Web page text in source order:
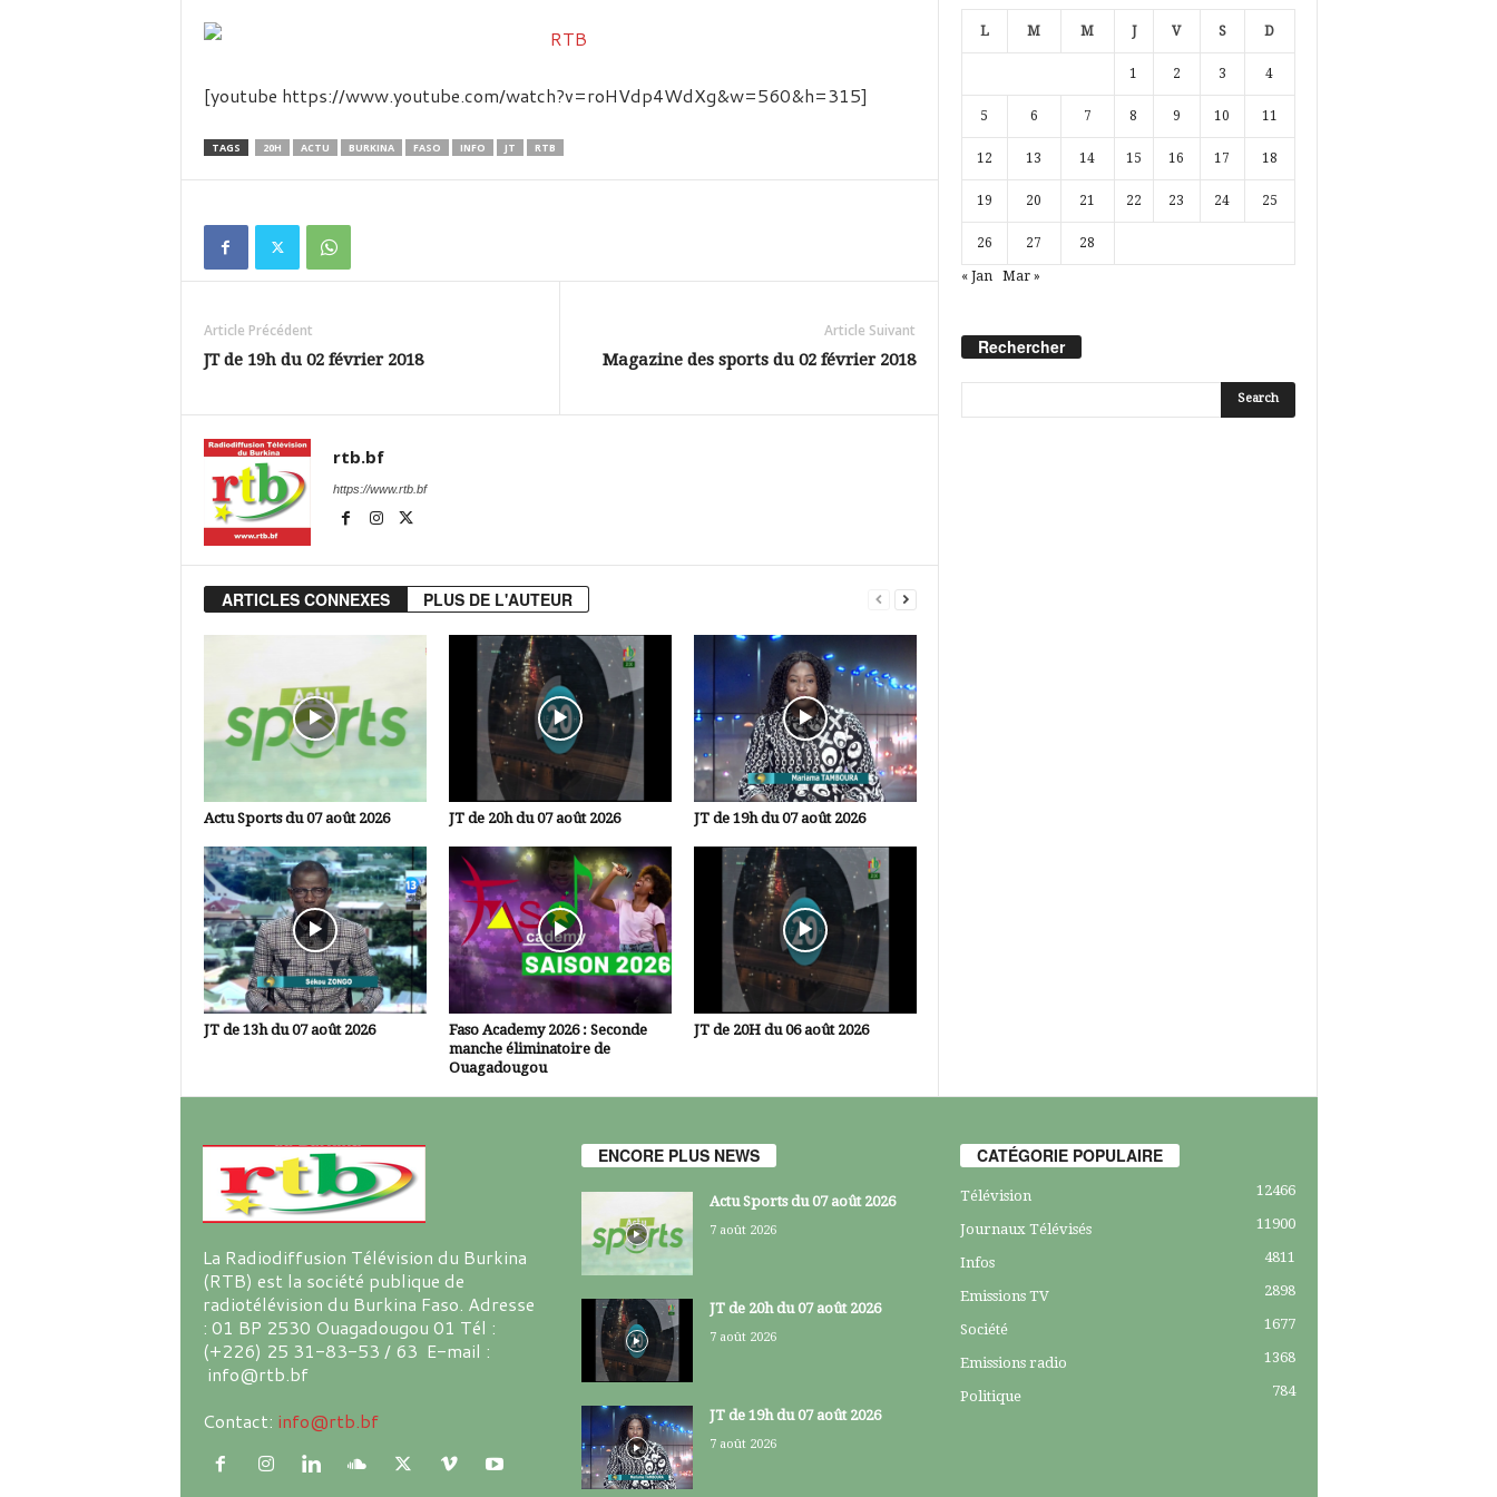
u
k
[youtube https://www.youtube.com/watch?v=roHVdp4WdXg&w=560&h=315]
TAGS 20H ACTU BURKINA FASO INFO JT RTB
Article Précédent
JT de 19h du 02 février 2018
Article Suivant
Magazine des sports du 02 février 2018
rtb.bf
https://www.rtb.bf
ARTICLES CONNEXES PLUS DE L'AUTEUR
Actu Sports du 07 août 2026 JT de 20h du 07 août 2026 JT de 19h du 07 août 2026
JT de 13h du 07 août 2026
Faso Academy 2026 : Seconde
manche éliminatoire de
Ouagadougou
JT de 20H du 06 août 2026
L M M J V S D
1 2 3 4
5 6 7 8 9 10 11
12 13 14 15 16 17 18
19 20 21 22 23 24 25
26 27 28
« Jan Mar »
Rechercher
La Radiodiffusion Télévision du Burkina
(RTB) est la société publique de
radiotélévision du Burkina Faso. Adresse
: 01 BP 2530 Ouagadougou 01 Tél :
(+226) 25 31-83-53 / 63 E-mail :
info@rtb.bf
Contact: info@rtb.bf
ENCORE PLUS NEWS
Actu Sports du 07 août 2026
7 août 2026
JT de 20h du 07 août 2026
7 août 2026
JT de 19h du 07 août 2026
7 août 2026
CATÉGORIE POPULAIRE
Télévision 12466
Journaux Télévisés 11900
Infos 4811
Emissions TV 2898
Société 1677
Emissions radio 1368
Politique 784